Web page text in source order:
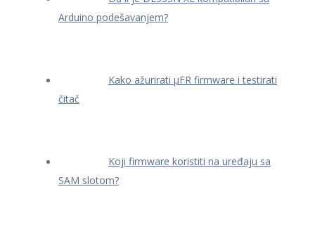
Arduino podešavanjem?
Kako ažurirati μFR firmware i testirati
čitač
Koji firmware koristiti na uređaju sa
SAM slotom?